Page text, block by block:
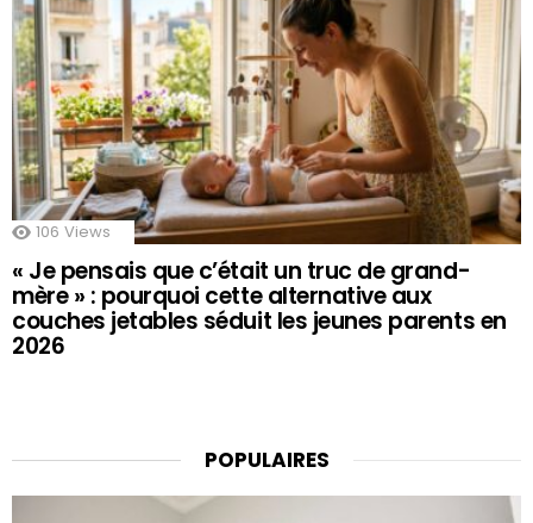
106 Views
« Je pensais que c’était un truc de grand-
mère » : pourquoi cette alternative aux
couches jetables séduit les jeunes parents en
2026
POPULAIRES